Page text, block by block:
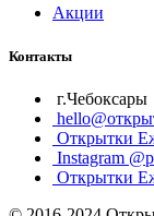
Акции
Контакты
г.Чебоксары
Открытки
Instagram
Открытки